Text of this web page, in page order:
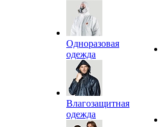
Одноразовая
одежда
Влагозащитная
одежда